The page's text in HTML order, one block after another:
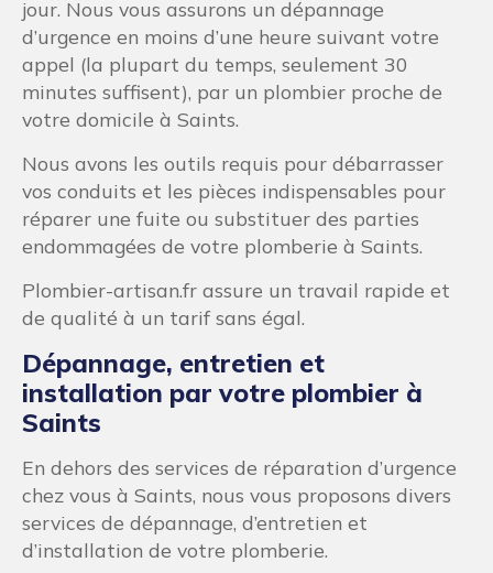
jour. Nous vous assurons un dépannage
d’urgence en moins d’une heure suivant votre
appel (la plupart du temps, seulement 30
minutes suffisent), par un plombier proche de
votre domicile à Saints.
Nous avons les outils requis pour débarrasser
vos conduits et les pièces indispensables pour
réparer une fuite ou substituer des parties
endommagées de votre plomberie à Saints.
Plombier-artisan.fr assure un travail rapide et
de qualité à un tarif sans égal.
Dépannage, entretien et
installation par votre plombier à
Saints
En dehors des services de réparation d’urgence
chez vous à Saints, nous vous proposons divers
services de dépannage, d’entretien et
d’installation de votre plomberie.